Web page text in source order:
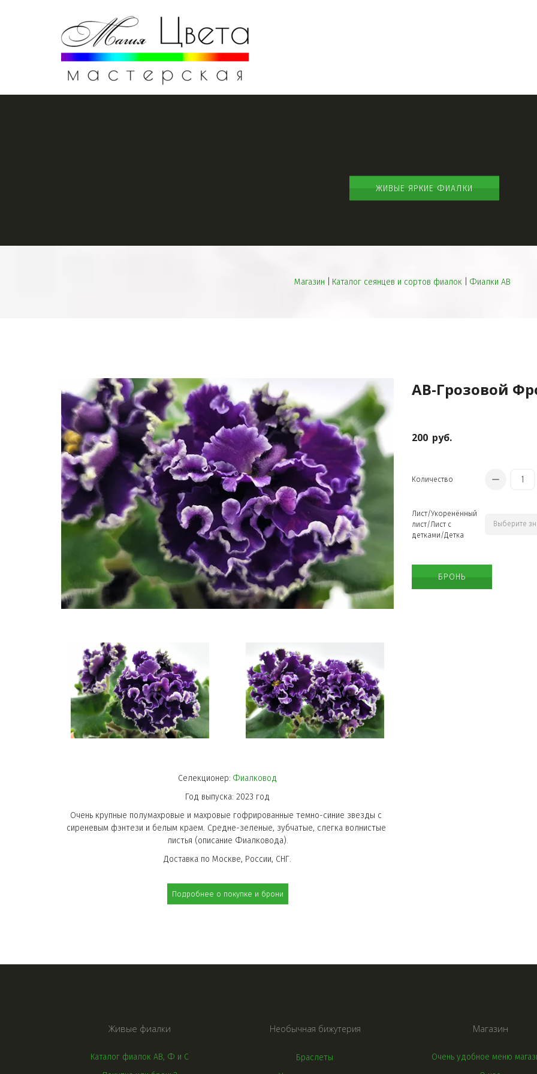
ЖИВЫЕ ЯРКИЕ ФИАЛКИ
Магазин Каталог сеянцев и сортов фиалок | Фиалки АВ
АВ-Грозовой
200 руб.
Количество
Лист/Укоренённый
лист/Лист с
детками/Детка
БРОНЬ
Селекционер: Фиалковод
Год выпуска: 2023 год
Очень крупные полумахровые и махровые гофрированные темно-синие звезды с
сиреневым фэнтези и белым краем. Средне-зеленые, зубчатые, слегка волнистые
листья (описание Фиалковода).
Доставка по Москве, России, СНГ.
Подробнее о покупке и брони
Живые фиалки
Каталог фиалок АВ, Ф и С
Необычная бижутерия
Браслеты
Магазин
Очень удобное меню